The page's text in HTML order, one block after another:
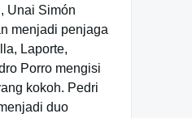
Unai Simón
menjadi penjaga
Laporte,
Porro mengisi
kokoh. Pedri
duo